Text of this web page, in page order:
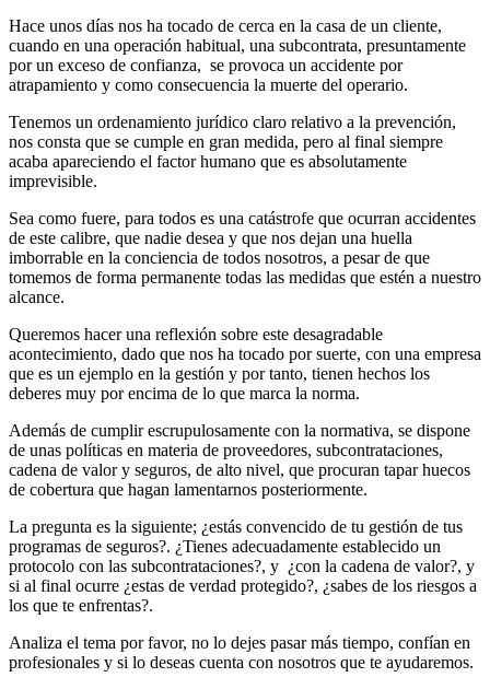
Hace unos días nos ha tocado de cerca en la casa de un cliente,
cuando en una operación habitual, una subcontrata, presuntamente
por un exceso de confianza, se provoca un accidente por
atrapamiento y como consecuencia la muerte del operario.
Tenemos un ordenamiento jurídico claro relativo a la prevención,
nos consta que se cumple en gran medida, pero al final siempre
acaba apareciendo el factor humano que es absolutamente
imprevisible.
Sea como fuere, para todos es una catástrofe que ocurran accidentes
de este calibre, que nadie desea y que nos dejan una huella
imborrable en la conciencia de todos nosotros, a pesar de que
tomemos de forma permanente todas las medidas que estén a nuestro
alcance.
Queremos hacer una reflexión sobre este desagradable
acontecimiento, dado que nos ha tocado por suerte, con una empresa
que es un ejemplo en la gestión y por tanto, tienen hechos los
deberes muy por encima de lo que marca la norma.
Además de cumplir escrupulosamente con la normativa, se dispone
de unas políticas en materia de proveedores, subcontrataciones,
cadena de valor y seguros, de alto nivel, que procuran tapar huecos
de cobertura que hagan lamentarnos posteriormente.
La pregunta es la siguiente; ¿estás convencido de tu gestión de tus
programas de seguros?. ¿Tienes adecuadamente establecido un
protocolo con las subcontrataciones?, y ¿con la cadena de valor?, y
si al final ocurre ¿estas de verdad protegido?, ¿sabes de los riesgos a
los que te enfrentas?.
Analiza el tema por favor, no lo dejes pasar más tiempo, confían en
profesionales y si lo deseas cuenta con nosotros que te ayudaremos.